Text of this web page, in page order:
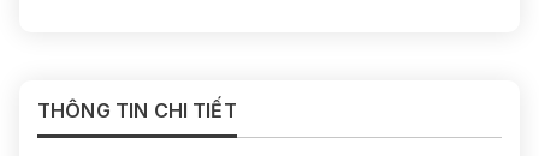
THÔNG TIN CHI TIẾT